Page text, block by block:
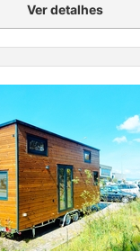
Ver detalhes